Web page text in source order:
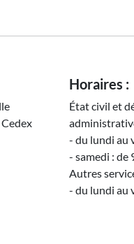
Horaires :
État civil et
- du lundi au
- samedi : de
Autres
- du lundi au